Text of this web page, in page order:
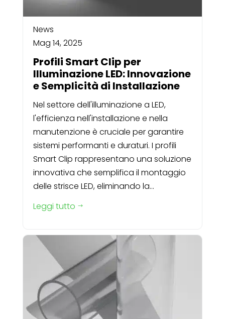
News
Mag 14, 2025
Profili Smart Clip per
Illuminazione LED: Innovazione
e Semplicità di Installazione
Nel settore dell'illuminazione a LED,
l'efficienza nell'installazione e nella
manutenzione è cruciale per garantire
sistemi performanti e duraturi. I profili
Smart Clip rappresentano una soluzione
innovativa che semplifica il montaggio
delle strisce LED, eliminando la...
Leggi tutto $